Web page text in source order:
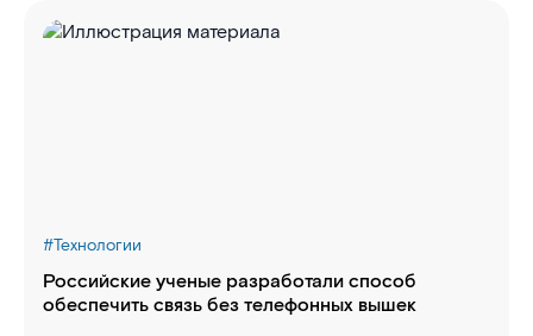
#Технологии
Российские ученые разработали способ
обеспечить связь без телефонных вышек